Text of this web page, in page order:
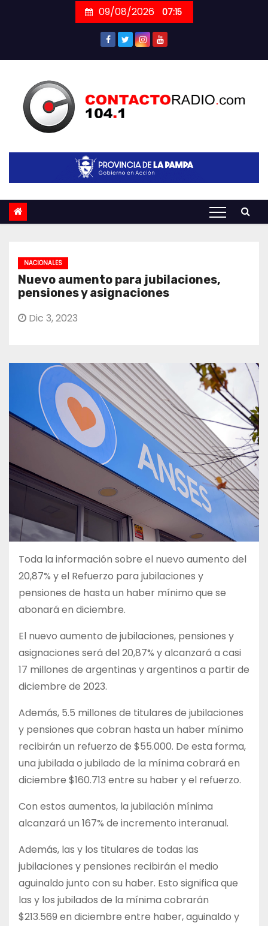
09/08/2026 07:15
NACIONALES
Nuevo aumento para jubilaciones,
pensiones y asignaciones
Dic 3, 2023
Toda la información sobre el nuevo aumento del
20,87% y el Refuerzo para jubilaciones y
pensiones de hasta un haber mínimo que se
abonará en diciembre.
El nuevo aumento de jubilaciones, pensiones y
asignaciones será del 20,87% y alcanzará a casi
17 millones de argentinas y argentinos a partir de
diciembre de 2023.
Además, 5.5 millones de titulares de jubilaciones
y pensiones que cobran hasta un haber mínimo
recibirán un refuerzo de $55.000. De esta forma,
una jubilada o jubilado de la mínima cobrará en
diciembre $160.713 entre su haber y el refuerzo.
Con estos aumentos, la jubilación mínima
alcanzará un 167% de incremento interanual.
Además, las y los titulares de todas las
jubilaciones y pensiones recibirán el medio
aguinaldo junto con su haber. Esto significa que
las y los jubilados de la mínima cobrarán
$213.569 en diciembre entre haber, aguinaldo y